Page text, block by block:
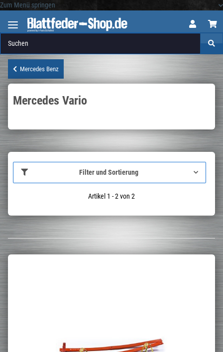
Zum Menü springen
Mercedes Benz
Mercedes Vario
Filter und Sortierung
Artikel 1 - 2 von 2